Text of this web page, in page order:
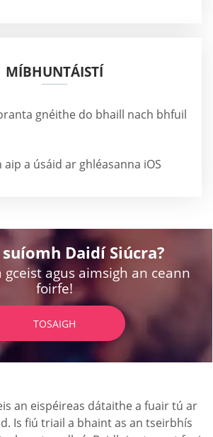
MÍBHUNTÁISTÍ
gnéithe do bhaill nach bhfuil
aip a úsáid ar ghléasanna iOS
Daidí Siúcra?
agus aimsigh an ceann
foirfe!
TOSAIGH
an eispéireas dátaithe a fuair tú ar
Is fiú triail a bhaint as an tseirbhís